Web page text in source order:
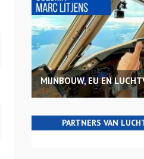
MIJNBOUW, EU EN
PARTNERS VAN